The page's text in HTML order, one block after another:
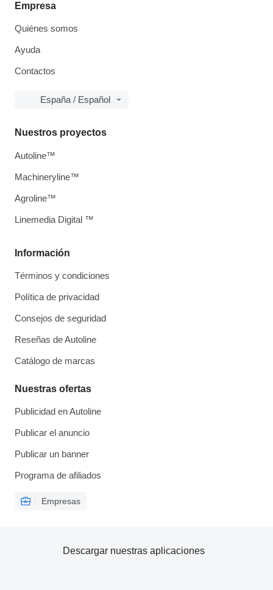
Empresa
Quiénes somos
Ayuda
Contactos
España / Español
Información
Términos y condiciones
Política de privacidad
Consejos de seguridad
Reseñas de Autoline
Catálogo de marcas
Nuestras ofertas
Publicidad en Autoline
Publicar el anuncio
Publicar un banner
Programa de afiliados
Empresas
Nuestros proyectos
Autoline™
Machineryline™
Agroline™
Linemedia Digital ™
Descargar nuestras aplicaciones